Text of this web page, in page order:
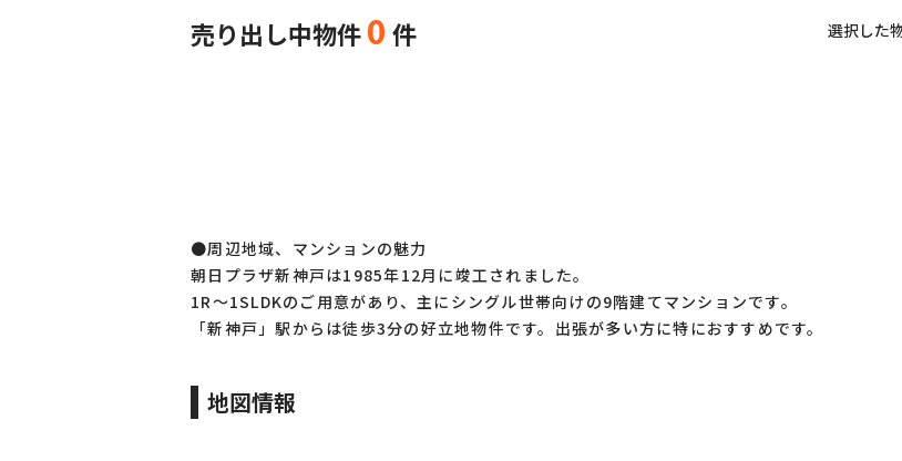
売り出し中物件0 件 選択した
●周辺地域、マンションの魅力
朝日プラザ新神戸は1985年12月に竣工されました。
1R～1SLDKのご用意があり、主にシングル世帯向けの9階建てマンションです。
「新神戸」駅からは徒歩3分の好立地物件です。出張が多い方に特におすすめです。
地図情報